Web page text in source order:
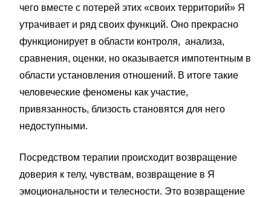
чего вместе с потерей этих «своих территорий» Я
утрачивает и ряд своих функций. Оно прекрасно
функционирует в области контроля, анализа,
сравнения, оценки, но оказывается импотентным в
области установления отношений. В итоге такие
человеческие феномены как участие,
привязанность, близость становятся для него
недоступными.
Посредством терапии происходит возвращение
доверия к телу, чувствам, возвращение в Я
эмоциональности и телесности. Это возвращение